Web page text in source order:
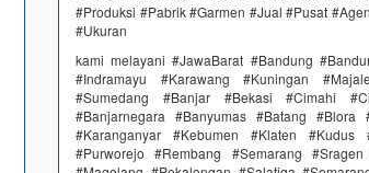
#Produksi #Pabrik #Garmen #Jual #Pusat
#Ukuran
kami melayani #JawaBarat #Bandung
#Indramayu #Karawang #Kuningan
#Sumedang #Banjar #Bekasi #Cimahi
#Banjarnegara #Banyumas #Batang
#Karanganyar #Kebumen #Klaten #Kudus
#Purworejo #Rembang #Semarang